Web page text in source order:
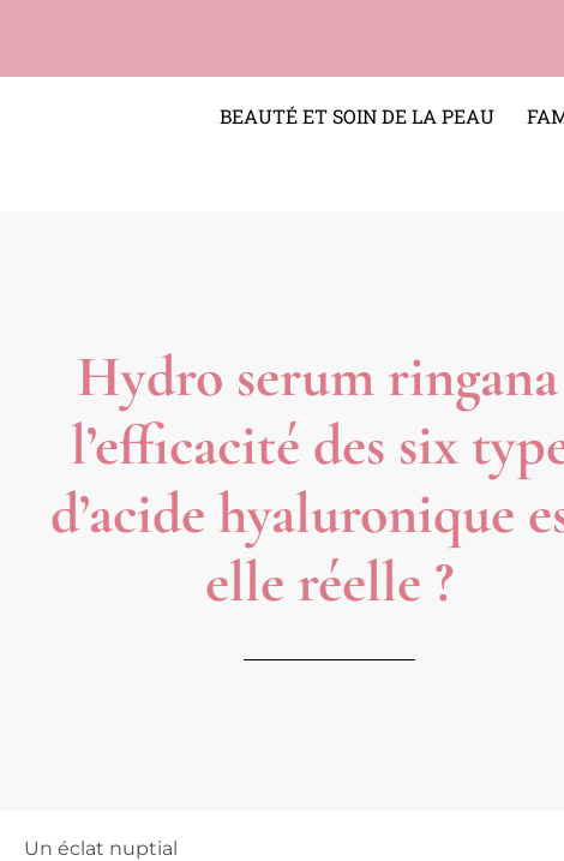
BEAUTÉ ET SOIN DE LA PEAU
Hydro serum
l’efficacité des six
d’acide hyaluronique
elle réelle ?
Un éclat nuptial